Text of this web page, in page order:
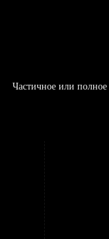
Частичное или